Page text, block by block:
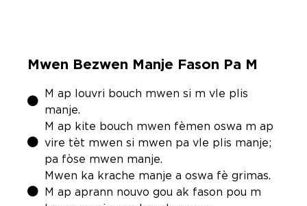
Mwen Bezwen Manje Fason Pa M
M ap louvri bouch mwen si m vle plis
manje.
M ap kite bouch mwen fèmen oswa m ap
vire tèt mwen si mwen pa vle plis manje;
pa fòse mwen manje.
Mwen ka krache manje a oswa fè grimas.
M ap aprann nouvo gou ak fason pou m